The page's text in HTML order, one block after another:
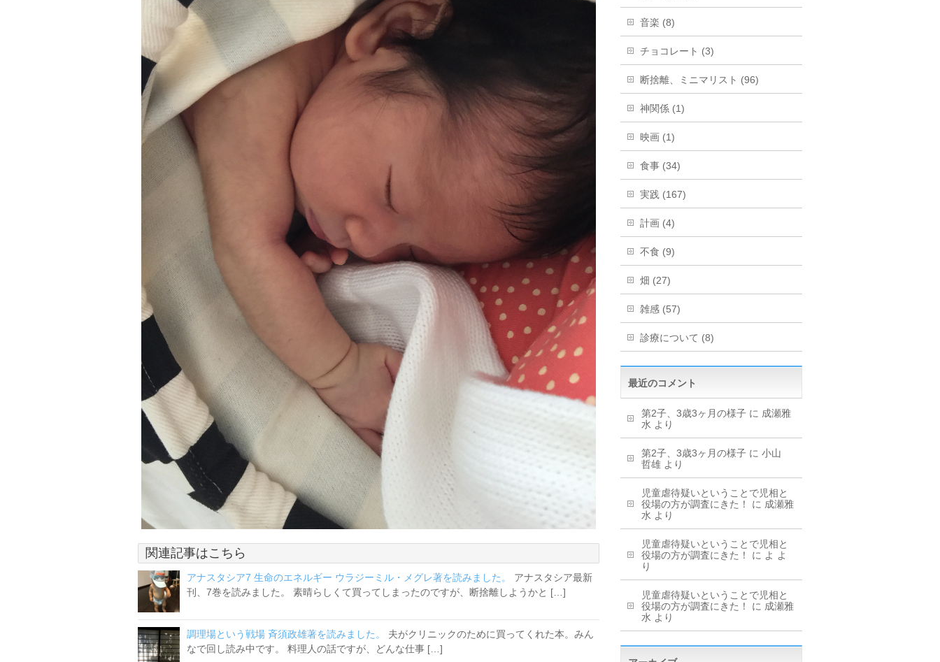
関連記事はこちら
アナスタシア7 生命のエネルギー ウラジーミル・メグレ著を読みました。
アナスタシア最新
刊、7巻を読みました。 素晴らしくて買ってしまったのですが、断捨離しようかと […]
調理場という戦場 斉須政雄著を読みました。
夫がクリニックのために買ってくれた本。みん
なで回し読み中です。 料理人の話ですが、どんな仕事 […]
音楽 (8)
チョコレート (3)
断捨離、ミニマリスト (96)
神関係 (1)
映画 (1)
食事 (34)
実践 (167)
計画 (4)
不食 (9)
畑 (27)
雑感 (57)
診療について (8)
最近のコメント
第2子、3歳3ヶ月の様子 に 成瀬雅
水 より
第2子、3歳3ヶ月の様子 に 小山
哲雄 より
児童虐待疑いということで児相と
役場の方が調査にきた！
に 成瀬雅
水 より
児童虐待疑いということで児相と
役場の方が調査にきた！
に よ よ
り
児童虐待疑いということで児相と
役場の方が調査にきた！
に 成瀬雅
水 より